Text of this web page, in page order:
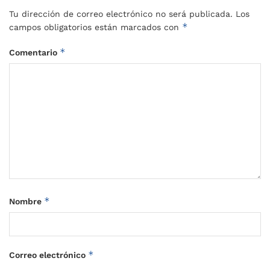
Tu dirección de correo electrónico no será publicada. Los
campos obligatorios están marcados con *
Comentario *
Nombre *
Correo electrónico *